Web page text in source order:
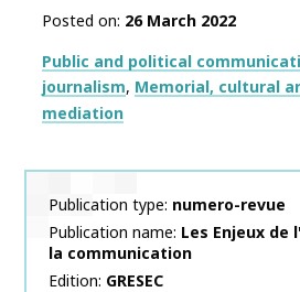
Posted on 26 March 2022
Thématiques
Public and political
journalism Memorial, cultural
mediation
Publication type numero-revue
Publication name Les Enjeux
la communication
Edition GRESEC